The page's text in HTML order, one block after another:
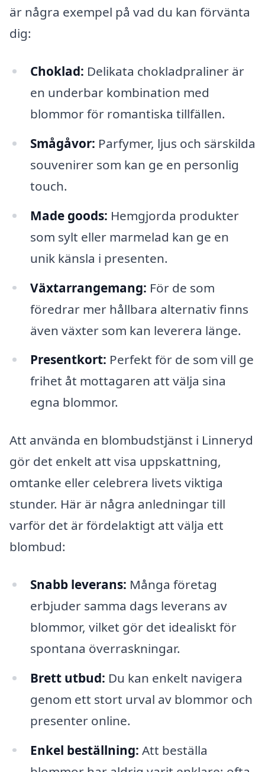
är några exempel på vad du kan förvänta
dig:
Choklad: Delikata chokladpraliner är
en underbar kombination med
blommor för romantiska tillfällen.
Smågåvor: Parfymer, ljus och särskilda
souvenirer som kan ge en personlig
touch.
Made goods: Hemgjorda produkter
som sylt eller marmelad kan ge en
unik känsla i presenten.
Växtarrangemang: För de som
föredrar mer hållbara alternativ finns
även växter som kan leverera länge.
Presentkort: Perfekt för de som vill ge
frihet åt mottagaren att välja sina
egna blommor.
Att använda en blombudstjänst i Linneryd
gör det enkelt att visa uppskattning,
omtanke eller celebrera livets viktiga
stunder. Här är några anledningar till
varför det är fördelaktigt att välja ett
blombud:
Snabb leverans: Många företag
erbjuder samma dags leverans av
blommor, vilket gör det idealiskt för
spontana överraskningar.
Brett utbud: Du kan enkelt navigera
genom ett stort urval av blommor och
presenter online.
Enkel beställning: Att beställa